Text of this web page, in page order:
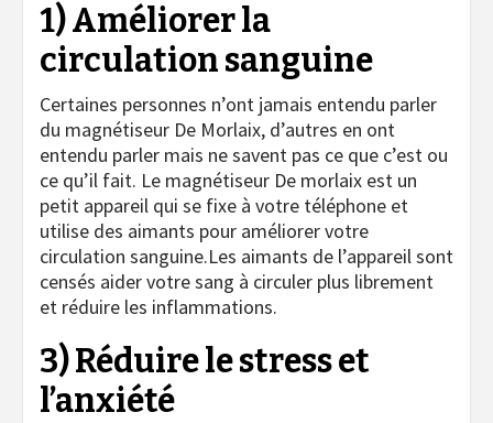
1) Améliorer la
circulation sanguine
Certaines personnes n’ont jamais entendu parler
du magnétiseur De Morlaix, d’autres en ont
entendu parler mais ne savent pas ce que c’est ou
ce qu’il fait. Le magnétiseur De morlaix est un
petit appareil qui se fixe à votre téléphone et
utilise des aimants pour améliorer votre
circulation sanguine.Les aimants de l’appareil sont
censés aider votre sang à circuler plus librement
et réduire les inflammations.
3) Réduire le stress et
l’anxiété